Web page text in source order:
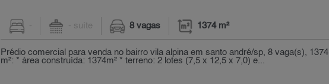
- - suíte 8 vagas 1374 m²
Prédio comercial para venda no bairro vila alpina em santo andré/sp, 8 vaga(s), 1374
m²: * área construída: 1374m² * terreno: 2 lotes (7,5 x 12,5 x 7,0) e...